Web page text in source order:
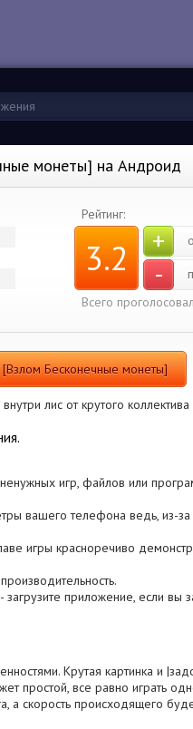
монеты] на Андроид
Рейтинг:
3.2 +
-
Всего
[Взлом Бесконечные монеты]
лис от крутого коллектива
ненужных игр, файлов или
вашего телефона ведь, из-за
игры красноречиво
приложение, если вы
Крутая картинка и
простой, все равно играть
скорость происходящего